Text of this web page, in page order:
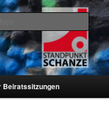
e.V.
e.V. und den Hamburger
Beiratssitzungen